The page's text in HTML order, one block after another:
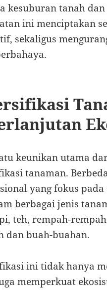
kesuburan tanah
ini menciptakan
sekaligus
keunikan utama
tanaman.
yang fokus
berbagai jenis
teh, rempah-
dan buah-buahan.
ini tidak hanya
memperkuat